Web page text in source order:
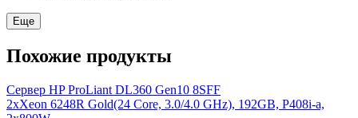
Еще
Похожие продукты
Сервер HP ProLiant DL360 Gen10 8SFF
2xXeon 6248R Gold(24 Core, 3.0/4.0 GHz), 192GB, P408i-a,